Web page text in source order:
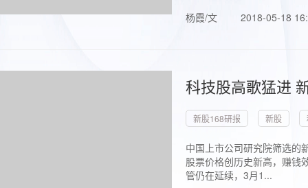
杨霞/文
2018-05-18
科技股高歌猛进
新股168研报 新股
中国上市公司研究院筛选的
股票价格创历史新高，赚钱
管仍在延续，3月1...